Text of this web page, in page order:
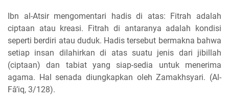
Ibn al-Atsir mengomentari hadis di atas: Fitrah adalah
ciptaan atau kreasi. Fitrah di antaranya adalah kondisi
seperti berdiri atau duduk. Hadis tersebut bermakna bahwa
setiap insan dilahirkan di atas suatu jenis dari jibillah
(ciptaan) dan tabiat yang siap-sedia untuk menerima
agama. Hal senada diungkapkan oleh Zamakhsyari. (Al-
Fâ’iq, 3/128).